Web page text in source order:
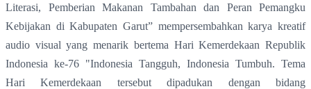
Literasi, Pemberian Makanan Tambahan dan Peran Pemangku
Kebijakan di Kabupaten Garut” mempersembahkan karya kreatif
audio visual yang menarik bertema Hari Kemerdekaan Republik
Indonesia ke-76 "Indonesia Tangguh, Indonesia Tumbuh. Tema
Hari Kemerdekaan tersebut dipadukan dengan bidang